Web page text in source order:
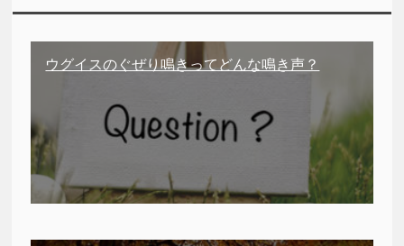
ウグイスのぐぜり鳴きってどんな鳴き声？